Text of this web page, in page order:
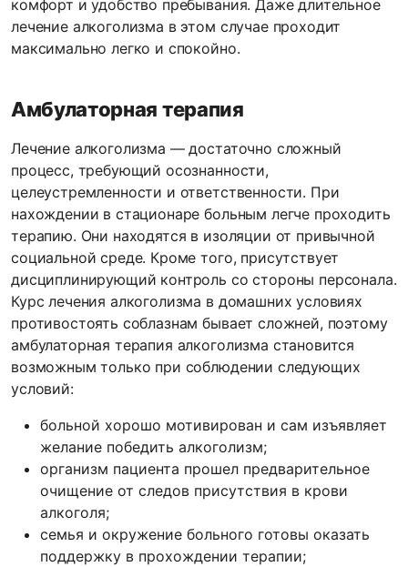
комфорт и удобство пребывания. Даже длительное
лечение алкоголизма в этом случае проходит
максимально легко и спокойно.
Амбулаторная терапия
Лечение алкоголизма — достаточно сложный
процесс, требующий осознанности,
целеустремленности и ответственности. При
нахождении в стационаре больным легче проходить
терапию. Они находятся в изоляции от привычной
социальной среде. Кроме того, присутствует
дисциплинирующий контроль со стороны персонала.
Курс лечения алкоголизма в домашних условиях
противостоять соблазнам бывает сложней, поэтому
амбулаторная терапия алкоголизма становится
возможным только при соблюдении следующих
условий:
больной хорошо мотивирован и сам изъявляет
желание победить алкоголизм;
организм пациента прошел предварительное
очищение от следов присутствия в крови
алкоголя;
семья и окружение больного готовы оказать
поддержку в прохождении терапии;